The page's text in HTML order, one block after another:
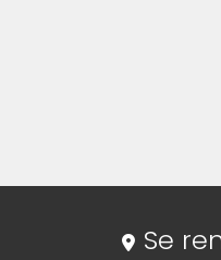
contact
Se